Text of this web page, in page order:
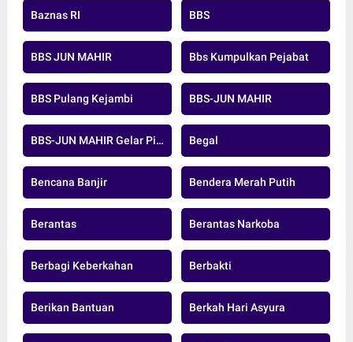
Baznas RI BBS
BBS JUN MAHIR Bbs Kumpulkan Pejabat
BBS Pulang Kejambi BBS-JUN MAHIR
BBS-JUN MAHIR Gelar Pidato Pertama Begal
Bencana Banjir Bendera Merah Putih
Berantas Berantas Narkoba
Berbagi Keberkahan Berbakti
Berikan Bantuan Berkah Hari Asyura